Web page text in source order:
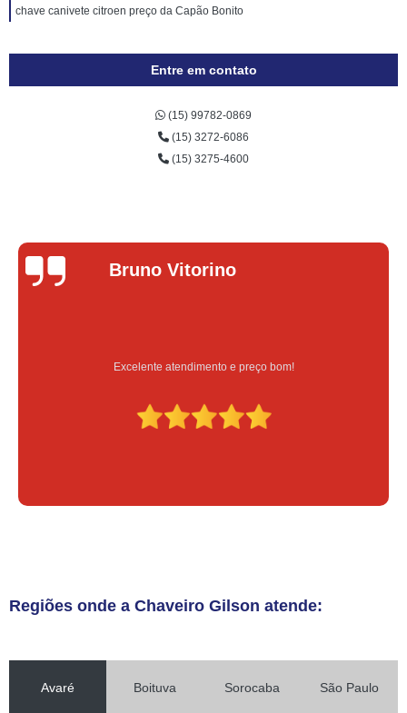
chave canivete citroen preço da Capão Bonito
Entre em contato
(15) 99782-0869
(15) 3272-6086
(15) 3275-4600
Bruno Vitorino
Excelente atendimento e preço bom!
Regiões onde a Chaveiro Gilson atende:
Avaré Boituva Sorocaba São Paulo